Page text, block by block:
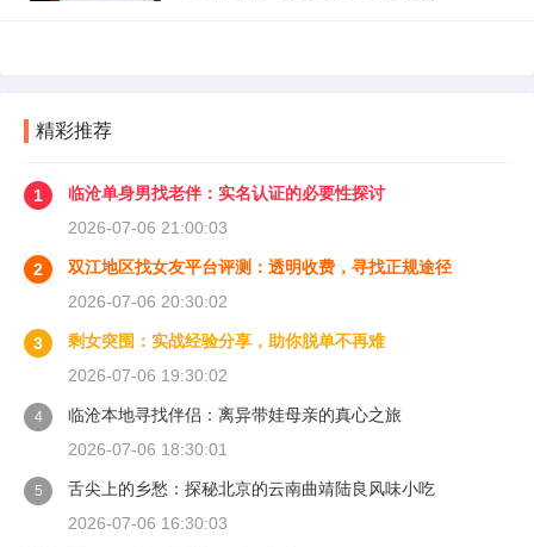
精彩推荐
1
临沧单身男找老伴：实名认证的必要性探讨
2026-07-06 21:00:03
2
双江地区找女友平台评测：透明收费，寻找正规途径
2026-07-06 20:30:02
3
剩女突围：实战经验分享，助你脱单不再难
2026-07-06 19:30:02
4
临沧本地寻找伴侣：离异带娃母亲的真心之旅
2026-07-06 18:30:01
5
舌尖上的乡愁：探秘北京的云南曲靖陆良风味小吃
2026-07-06 16:30:03